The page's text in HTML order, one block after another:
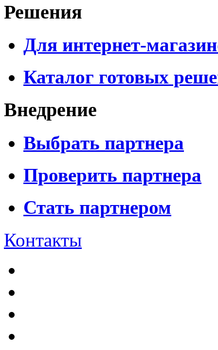
Решения
Для интернет-
Каталог готовых
Внедрение
Выбрать партнера
Проверить партнера
Стать партнером
Контакты